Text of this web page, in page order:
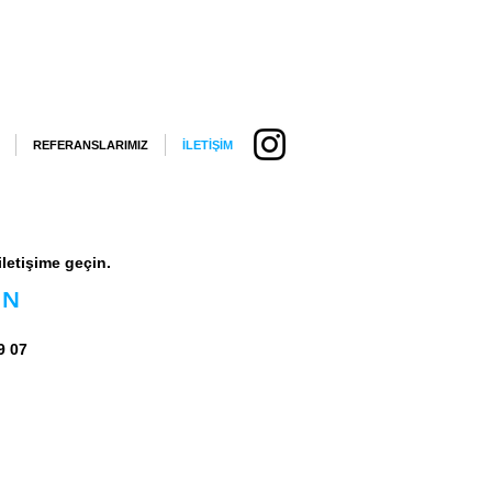
REFERANSLARIMIZ İLETİŞİM
geçin.
07